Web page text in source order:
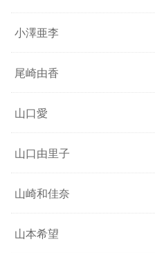
小澤亜李
尾崎由香
山口愛
山口由里子
山崎和佳奈
山本希望